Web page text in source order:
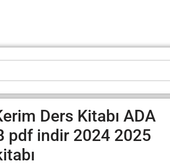
Ders Kitabı ADA
pdf indir 2024 2025